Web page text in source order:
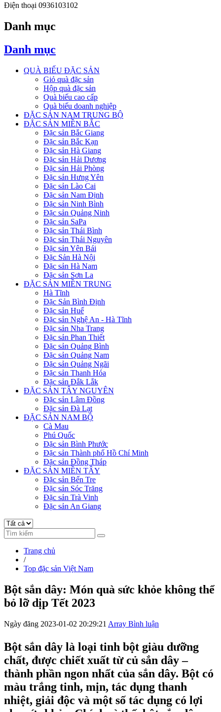
Điện thoại 0936103102
Danh mục
Danh mục
QUÀ BIẾU ĐẶC SẢN
Giỏ quà đặc sản
Hộp quà đặc sản
Quà biếu cao cấp
Quà biếu doanh nghiệp
ĐẶC SẢN NAM TRUNG BỘ
ĐẶC SẢN MIỀN BẮC
Đặc sản Bắc Giang
Đặc sản Bắc Kạn
Đặc sản Hà Giang
Đặc sản Hải Dương
Đặc sản Hải Phòng
Đặc sản Hưng Yên
Đặc sản Lào Cai
Đặc sản Nam Định
Đặc sản Ninh Bình
Đặc sản Quảng Ninh
Đặc sản SaPa
Đặc sản Thái Bình
Đặc sản Thái Nguyên
Đặc sản Yên Bái
Đặc Sản Hà Nội
Đặc sản Hà Nam
Đặc sản Sơn La
ĐẶC SẢN MIỀN TRUNG
Hà Tĩnh
Đặc Sản Bình Định
Đặc sản Huế
Đặc sản Nghệ An - Hà Tĩnh
Đặc sản Nha Trang
Đặc sản Phan Thiết
Đặc sản Quảng Bình
Đặc sản Quảng Nam
Đặc sản Quảng Ngãi
Đặc sản Thanh Hóa
Đặc sản Đắk Lắk
ĐẶC SẢN TÂY NGUYÊN
Đặc sản Lâm Đồng
Đặc sản Đà Lạt
ĐẶC SẢN NAM BỘ
Cà Mau
Phú Quốc
Đặc sản Bình Phước
Đặc sản Thành phố Hồ Chí Minh
Đặc sản Đồng Tháp
ĐẶC SẢN MIỀN TÂY
Đặc sản Bến Tre
Đặc sản Sóc Trăng
Đặc sản Trà Vinh
Đặc sản An Giang
Trang chủ
/
Top đặc sản Việt Nam
Bột sắn dây: Món quà sức khỏe không thể
bỏ lỡ dịp Tết 2023
Ngày đăng 2023-01-02 20:29:21 Array Bình luận
Bột sắn dây là loại tinh bột giàu dưỡng
chất, được chiết xuất từ củ sắn dây –
thành phần ngon nhất của sắn dây. Bột có
màu trắng tinh, mịn, tác dụng thanh
nhiệt, giải độc và một số tác dụng có lợi